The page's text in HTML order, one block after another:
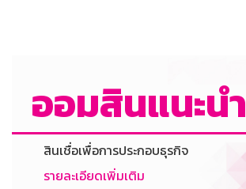
ออมสินแนะนำ
สินเชื่อเพื่อการประกอบธุรกิจ
รายละเอียดเพิ่มเติม